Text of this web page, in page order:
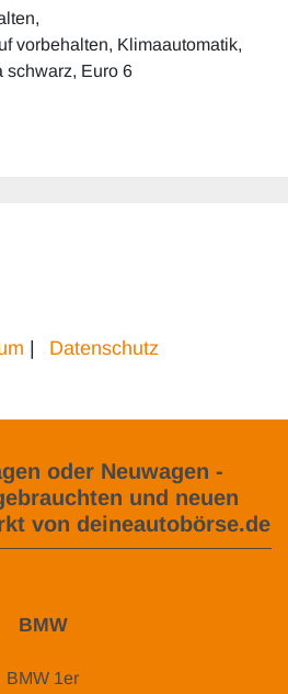
vorbehalten, Klimaautomatik,
schwarz, Euro 6
| Datenschutz
oder Neuwagen -
und neuen
von deineautobörse.de
BMW
BMW 1er